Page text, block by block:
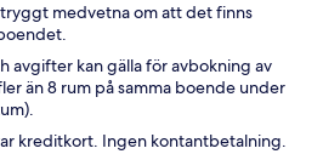
tryggt medvetna om att det finns
avgifter kan gälla för avbokning av
än 8 rum på samma boende under
kreditkort. Ingen kontantbetalning.